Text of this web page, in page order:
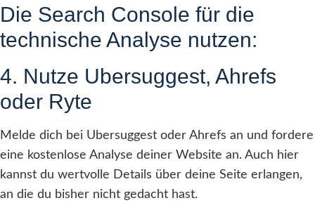
Die Search Console für die
technische Analyse nutzen:
4. Nutze Ubersuggest, Ahrefs
oder Ryte
Melde dich bei Ubersuggest oder Ahrefs an und fordere
eine kostenlose Analyse deiner Website an. Auch hier
kannst du wertvolle Details über deine Seite erlangen,
an die du bisher nicht gedacht hast.